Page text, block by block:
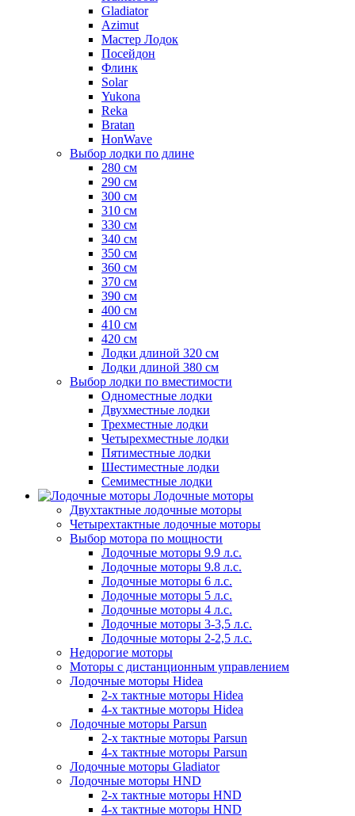
Gladiator
Azimut
Мастер Лодок
Посейдон
Флинк
Solar
Yukona
Reka
Bratan
HonWave
Выбор лодки по длине
280 см
290 см
300 см
310 см
330 см
340 см
350 см
360 см
370 см
390 см
400 см
410 см
420 см
Лодки длиной 320 см
Лодки длиной 380 см
Выбор лодки по вместимости
Одноместные лодки
Двухместные лодки
Трехместные лодки
Четырехместные лодки
Пятиместные лодки
Шестиместные лодки
Семиместные лодки
Лодочные моторы
Двухтактные лодочные моторы
Четырехтактные лодочные моторы
Выбор мотора по мощности
Лодочные моторы 9.9 л.с.
Лодочные моторы 9.8 л.с.
Лодочные моторы 6 л.с.
Лодочные моторы 5 л.с.
Лодочные моторы 4 л.с.
Лодочные моторы 3-3,5 л.с.
Лодочные моторы 2-2,5 л.с.
Недорогие моторы
Моторы с дистанционным управлением
Лодочные моторы Hidea
2-х тактные моторы Hidea
4-х тактные моторы Hidea
Лодочные моторы Parsun
2-х тактные моторы Parsun
4-х тактные моторы Parsun
Лодочные моторы Gladiator
Лодочные моторы HND
2-х тактные моторы HND
4-х тактные моторы HND